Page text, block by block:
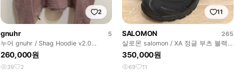
2
gnuhr
5
누어 gnuhr / Shag Hoodie v2.0
Purple Dove
260,000원
39 2
11
SALOMON
265
살로몬 salomon / XA 정글 부츠 블랙 /
265
350,000원
69 11